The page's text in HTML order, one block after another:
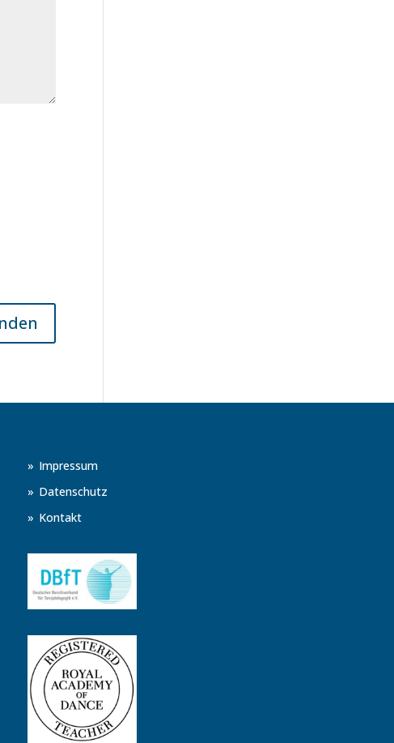
Impressum
Datenschutz
Kontakt